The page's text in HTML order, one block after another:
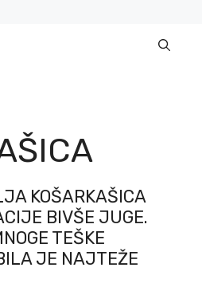
KOŠARKAŠICA
BIVŠE JUGE.
TEŠKE
JE NAJTEŽE